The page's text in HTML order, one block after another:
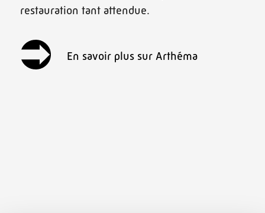
restauration tant attendue.
En savoir plus sur Arthéma